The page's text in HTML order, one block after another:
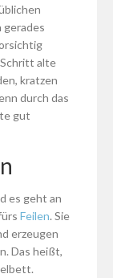
gerades
Schritt alte
kratzen
durch das
gut
es geht an
Feilen. Sie
erzeugen
Das heißt,